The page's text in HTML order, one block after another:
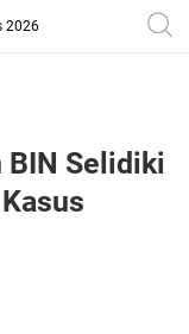
2026
BIN Selidiki